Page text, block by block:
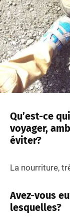
Qu’est-ce
voyager,
éviter?
La nourriture,
Avez-vous
lesquelles?